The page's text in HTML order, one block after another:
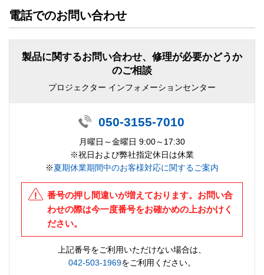
電話でのお問い合わせ
製品に関するお問い合わせ、修理が必要かどうか
のご相談
プロジェクター インフォメーションセンター
050-3155-7010
月曜日～金曜日 9:00～17:30
※祝日および弊社指定休日は休業
※夏期休業期間中のお客様対応に関するご案内
番号の押し間違いが増えております。お問い合
わせの際は今一度番号をお確かめの上おかけく
ださい。
上記番号をご利用いただけない場合は、
042-503-1969をご利用ください。